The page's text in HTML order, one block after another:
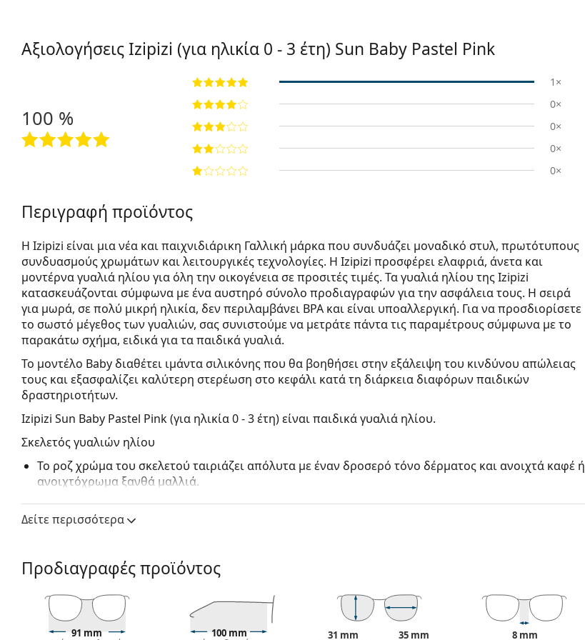
Αξιολογήσεις Izipizi (για ηλικία 0 - 3 έτη) Sun Baby Pastel Pink
100 %
1×
0×
0×
0×
0×
Περιγραφή προϊόντος
Η Izipizi είναι μια νέα και παιχνιδιάρικη Γαλλική μάρκα που συνδυάζει μοναδικό στυλ, πρωτότυπους
συνδυασμούς χρωμάτων και λειτουργικές τεχνολογίες. Η Izipizi προσφέρει ελαφριά, άνετα και
μοντέρνα γυαλιά ηλίου για όλη την οικογένεια σε προσιτές τιμές. Τα γυαλιά ηλίου της Izipizi
κατασκευάζονται σύμφωνα με ένα αυστηρό σύνολο προδιαγραφών για την ασφάλεια τους. Η σειρά
για μωρά, σε πολύ μικρή ηλικία, δεν περιλαμβάνει BPA και είναι υποαλλεργική. Για να προσδιορίσετε
το σωστό μέγεθος των γυαλιών, σας συνιστούμε να μετράτε πάντα τις παραμέτρους σύμφωνα με το
παρακάτω σχήμα, ειδικά για τα παιδικά γυαλιά.
Το μοντέλο Baby διαθέτει ιμάντα σιλικόνης που θα βοηθήσει στην εξάλειψη του κινδύνου απώλειας
τους και εξασφαλίζει καλύτερη στερέωση στο κεφάλι κατά τη διάρκεια διαφόρων παιδικών
δραστηριοτήτων.
Izipizi Sun Baby Pastel Pink (για ηλικία 0 - 3 έτη)είναι παιδικά γυαλιά ηλίου.
Σκελετός γυαλιών ηλίου
Το ροζ χρώμα του σκελετού ταιριάζει απόλυτα με έναν δροσερό τόνο δέρματος και ανοιχτά καφέ ή
ανοιχτόχρωμα ξανθά μαλλιά.
σχήμα προσώπου.
Ο σκελετός των γυαλιών ηλίου είναι κατασκευασμένος από υψηλής ποιότητας πλαστικό, το οποίο
Οι αρχικοί φακοί μπορούν να αντικατασταθούν με εξατομικευμένους φακούς διαφόρων τύπων, με
ή χωρίς συνταγή.
Φακός γυαλιών ηλίου
Οι γκρι φακοί μειώνουν την ένταση του φωτός χωρίς να επηρεάζουν την αντίθεση ή να
Δείτε περισσότερα
Προδιαγραφές προϊόντος
91 mm 100 mm 31 mm 35 mm 8 mm